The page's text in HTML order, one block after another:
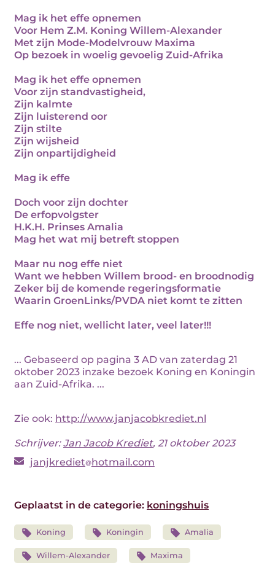
Mag ik het effe opnemen
Voor Hem Z.M. Koning Willem-Alexander
Met zijn Mode-Modelvrouw Maxima
Op bezoek in woelig gevoelig Zuid-Afrika
Mag ik het effe opnemen
Voor zijn standvastigheid,
Zijn kalmte
Zijn luisterend oor
Zijn stilte
Zijn wijsheid
Zijn onpartijdigheid
Mag ik effe
Doch voor zijn dochter
De erfopvolgster
H.K.H. Prinses Amalia
Mag het wat mij betreft stoppen
Maar nu nog effe niet
Want we hebben Willem brood- en broodnodig
Zeker bij de komende regeringsformatie
Waarin GroenLinks/PVDA niet komt te zitten
Effe nog niet, wellicht later, veel later!!!
... Gebaseerd op pagina 3 AD van zaterdag 21
oktober 2023 inzake bezoek Koning en Koningin
aan Zuid-Afrika. ...
Zie ook: http://www.janjacobkrediet.nl
Schrijver:Jan Jacob Krediet, 21 oktober 2023
janjkrediet hotmail.com
Geplaatst in de categorie: koningshuis
Koning Koningin Amalia
Willem-Alexander Maxima